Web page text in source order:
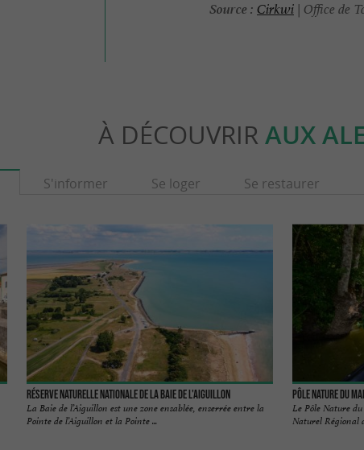
Source : Cirkwi| Office de
À DÉCOUVRIR AUX
S'informer Se loger Se restaurer
Réserve Naturelle Nationale de la Baie de l'Aiguillon
La Baie de l’Aiguillon est une zone ensablée, enserrée entre la
Pointe de l’Aiguillon et la Pointe ...
Pôle Nature du
Le Pôle Nature
Naturel Régional